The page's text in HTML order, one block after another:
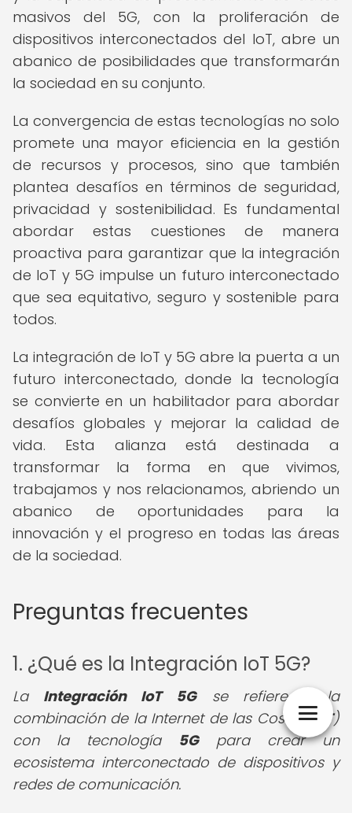
masivos del 5G, con la proliferación de
dispositivos interconectados del IoT, abre un
abanico de posibilidades que transformarán
la sociedad en su conjunto.
La convergencia de estas tecnologías no solo
promete una mayor eficiencia en la gestión
de recursos y procesos, sino que también
plantea desafíos en términos de seguridad,
privacidad y sostenibilidad. Es fundamental
abordar estas cuestiones de manera
proactiva para garantizar que la integración
de IoT y 5G impulse un futuro interconectado
que sea equitativo, seguro y sostenible para
todos.
La integración de IoT y 5G abre la puerta a un
futuro interconectado, donde la tecnología
se convierte en un habilitador para abordar
desafíos globales y mejorar la calidad de
vida. Esta alianza está destinada a
transformar la forma en que vivimos,
trabajamos y nos relacionamos, abriendo un
abanico de oportunidades para la
innovación y el progreso en todas las áreas
de la sociedad.
Preguntas frecuentes
1. ¿Qué es la Integración IoT 5G?
La Integración IoT 5Gse refiere a la
combinación de la Internet de las Cosas (IoT)
con la tecnología 5Gpara crear un
ecosistema interconectado de dispositivos y
redes de comunicación.